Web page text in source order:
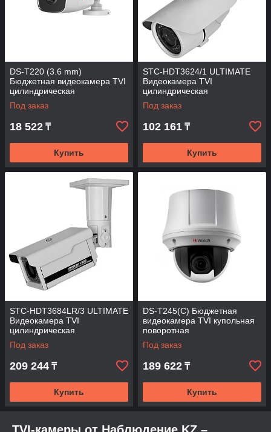
DS-T220 (3.6 mm)
Бюджетная видеокамера TVI
цилиндрическая
Под заказ
18 522 ₸
Купить
STC-HDT3624/1 ULTIMATE
Видеокамера TVI
цилиндрическая
Под заказ
102 161 ₸
Купить
STC-HDT3684LR/3 ULTIMATE
Видеокамера TVI
цилиндрическая
Под заказ
209 244 ₸
Купить
DS-T245(C) Бюджетная
видеокамера TVI купольная
поворотная
Под заказ
189 622 ₸
Купить